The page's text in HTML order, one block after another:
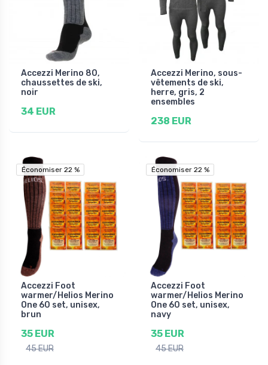
Accezzi Merino 80,
chaussettes de ski,
noir
34 EUR
Accezzi Merino, sous-
vêtements de ski,
herre, gris, 2
ensembles
238 EUR
Économiser 22 %
Économiser 22 %
Accezzi Foot
warmer/Helios Merino
One 60 set, unisex,
brun
35 EUR
45 EUR
Économiser 22 %
Économiser 22 %
Accezzi Foot
warmer/Helios Merino
One 60 set, unisex,
navy
35 EUR
45 EUR